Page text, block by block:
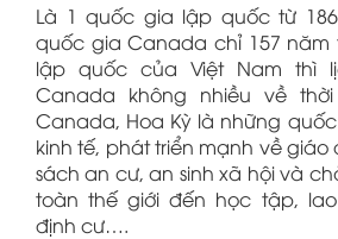
Là 1 quốc gia lập quốc từ
quốc gia Canada chỉ 157 năm
lập quốc của Việt Nam thì
Canada không nhiều về
Canada, Hoa Kỳ là những
kinh tế, phát triển mạnh về
sách an cư, an sinh xã hội và
toàn thế giới đến học tập,
định cư….